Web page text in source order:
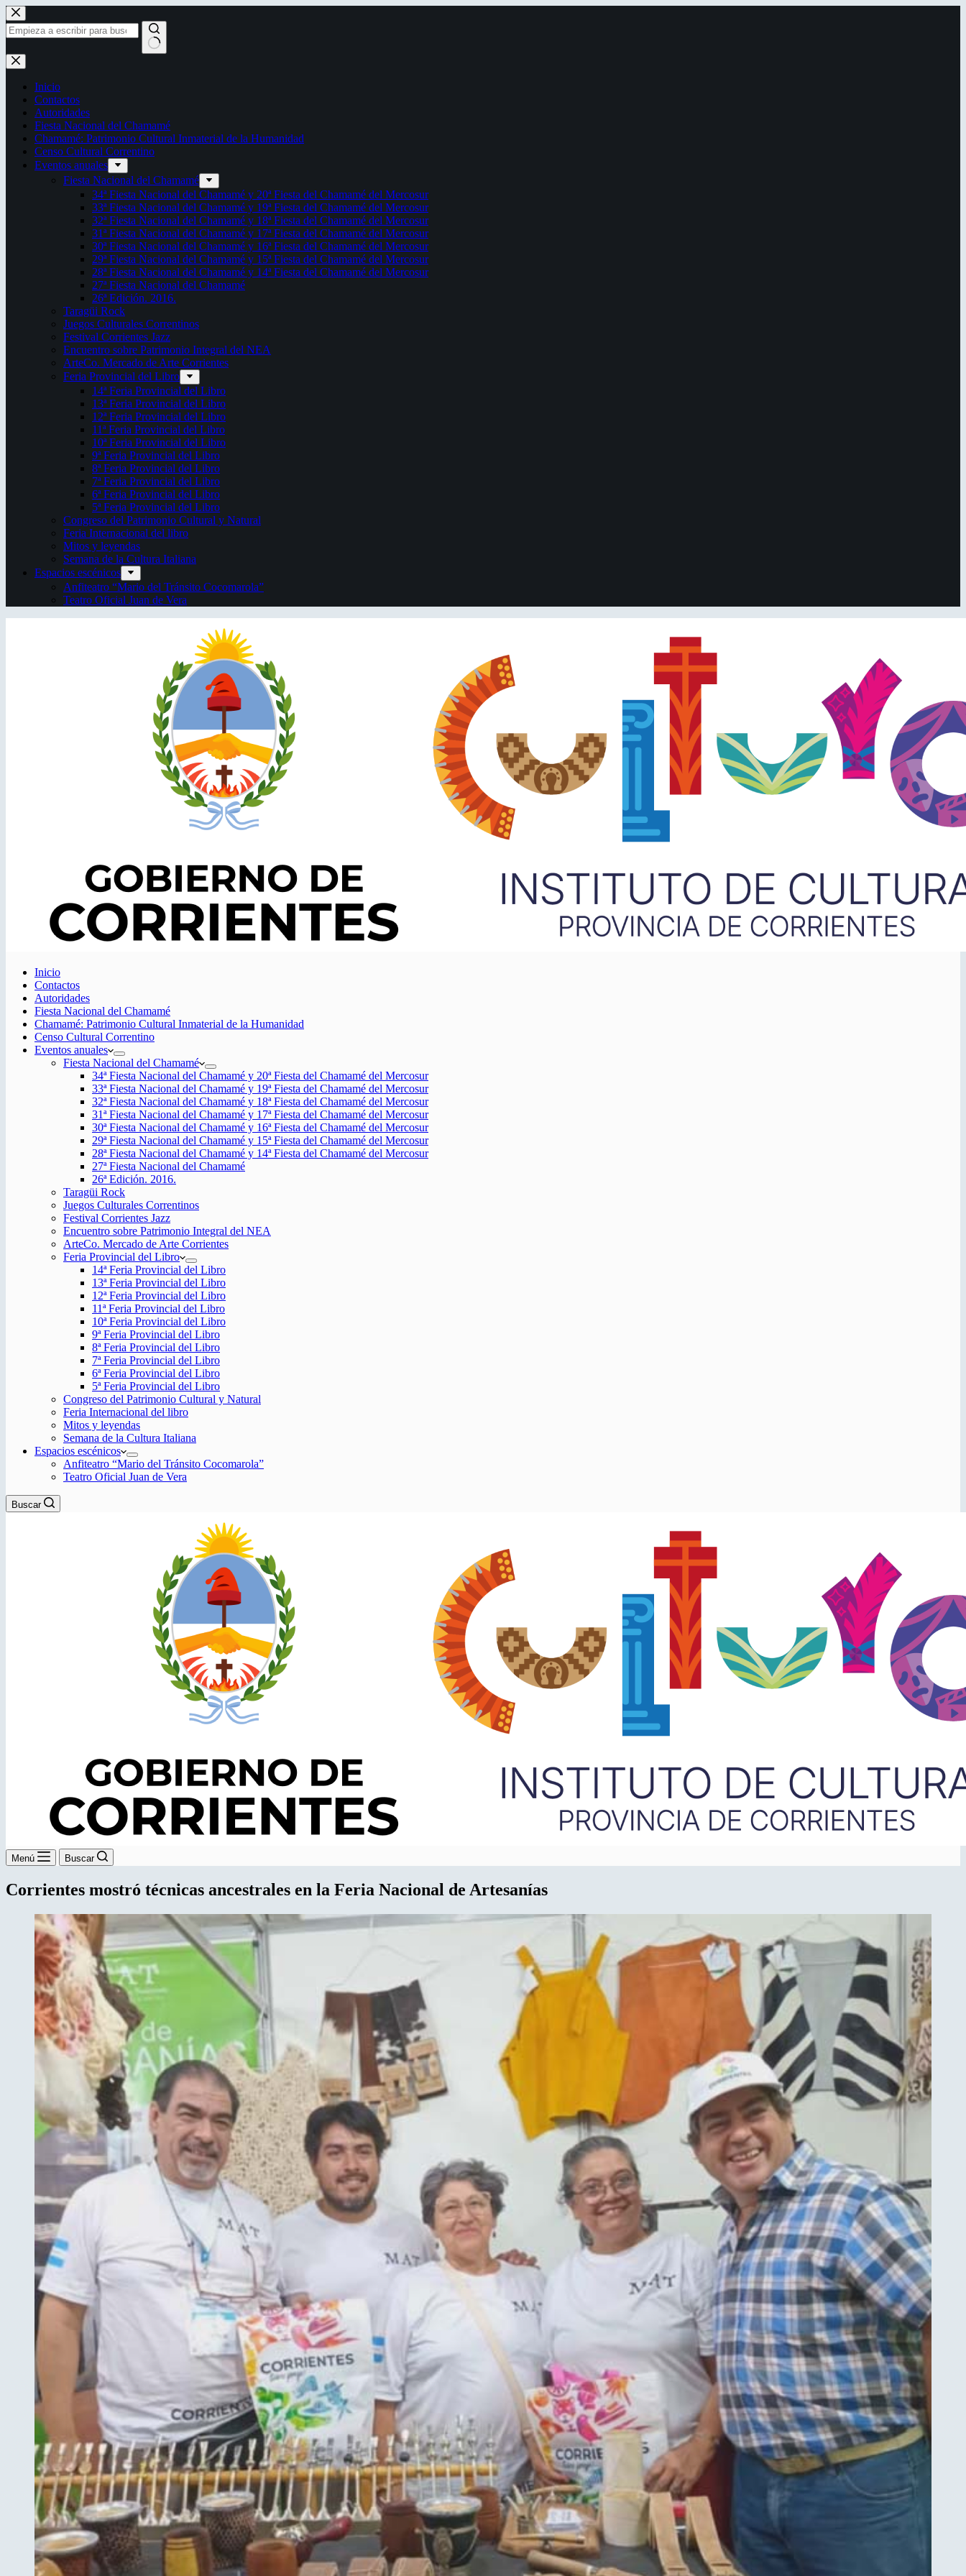
Saltar
al
contenido
Sin
resultados
Inicio
Contactos
Autoridades
Fiesta Nacional del Chamamé
Chamamé: Patrimonio Cultural Inmaterial de la Humanidad
Censo Cultural Correntino
Eventos anuales
Fiesta Nacional del Chamamé
34ª Fiesta Nacional del Chamamé y 20ª Fiesta del Chamamé del Mercosur
33ª Fiesta Nacional del Chamamé y 19ª Fiesta del Chamamé del Mercosur
32ª Fiesta Nacional del Chamamé y 18ª Fiesta del Chamamé del Mercosur
31ª Fiesta Nacional del Chamamé y 17ª Fiesta del Chamamé del Mercosur
30ª Fiesta Nacional del Chamamé y 16ª Fiesta del Chamamé del Mercosur
29ª Fiesta Nacional del Chamamé y 15ª Fiesta del Chamamé del Mercosur
28ª Fiesta Nacional del Chamamé y 14ª Fiesta del Chamamé del Mercosur
27ª Fiesta Nacional del Chamamé
26ª Edición. 2016.
Taragüi Rock
Juegos Culturales Correntinos
Festival Corrientes Jazz
Encuentro sobre Patrimonio Integral del NEA
ArteCo. Mercado de Arte Corrientes
Feria Provincial del Libro
14ª Feria Provincial del Libro
13ª Feria Provincial del Libro
12ª Feria Provincial del Libro
11ª Feria Provincial del Libro
10ª Feria Provincial del Libro
9ª Feria Provincial del Libro
8ª Feria Provincial del Libro
7ª Feria Provincial del Libro
6ª Feria Provincial del Libro
5ª Feria Provincial del Libro
Congreso del Patrimonio Cultural y Natural
Feria Internacional del libro
Mitos y leyendas
Semana de la Cultura Italiana
Espacios escénicos
Anfiteatro “Mario del Tránsito Cocomarola”
Teatro Oficial Juan de Vera
Inicio
Contactos
Autoridades
Fiesta Nacional del Chamamé
Chamamé: Patrimonio Cultural Inmaterial de la Humanidad
Censo Cultural Correntino
Eventos anuales
Fiesta Nacional del Chamamé
34ª Fiesta Nacional del Chamamé y 20ª Fiesta del Chamamé del Mercosur
33ª Fiesta Nacional del Chamamé y 19ª Fiesta del Chamamé del Mercosur
32ª Fiesta Nacional del Chamamé y 18ª Fiesta del Chamamé del Mercosur
31ª Fiesta Nacional del Chamamé y 17ª Fiesta del Chamamé del Mercosur
30ª Fiesta Nacional del Chamamé y 16ª Fiesta del Chamamé del Mercosur
29ª Fiesta Nacional del Chamamé y 15ª Fiesta del Chamamé del Mercosur
28ª Fiesta Nacional del Chamamé y 14ª Fiesta del Chamamé del Mercosur
27ª Fiesta Nacional del Chamamé
26ª Edición. 2016.
Taragüi Rock
Juegos Culturales Correntinos
Festival Corrientes Jazz
Encuentro sobre Patrimonio Integral del NEA
ArteCo. Mercado de Arte Corrientes
Feria Provincial del Libro
14ª Feria Provincial del Libro
13ª Feria Provincial del Libro
12ª Feria Provincial del Libro
11ª Feria Provincial del Libro
10ª Feria Provincial del Libro
9ª Feria Provincial del Libro
8ª Feria Provincial del Libro
7ª Feria Provincial del Libro
6ª Feria Provincial del Libro
5ª Feria Provincial del Libro
Congreso del Patrimonio Cultural y Natural
Feria Internacional del libro
Mitos y leyendas
Semana de la Cultura Italiana
Espacios escénicos
Anfiteatro “Mario del Tránsito Cocomarola”
Teatro Oficial Juan de Vera
Buscar
Menú Buscar
Corrientes mostró técnicas ancestrales en la Feria Nacional de Artesanías